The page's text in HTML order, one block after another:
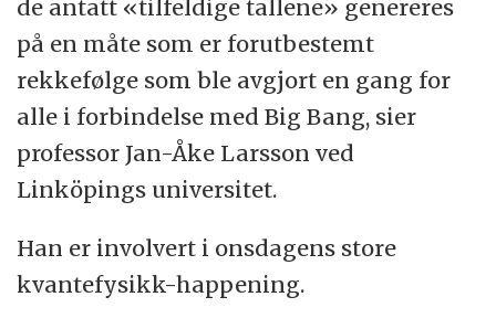
de antatt «tilfeldige tallene» genereres
på en måte som er forutbestemt
rekkefølge som ble avgjort en gang for
alle i forbindelse med Big Bang, sier
professor Jan-Åke Larsson ved
Linköpings universitet.
Han er involvert i onsdagens store
kvantefysikk-happening.